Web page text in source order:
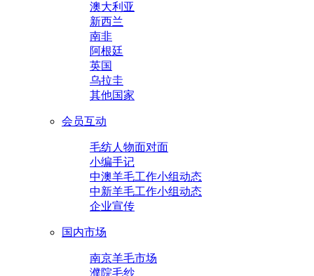
澳大利亚
新西兰
南非
阿根廷
英国
乌拉圭
其他国家
会员互动
毛纺人物面对面
小编手记
中澳羊毛工作小组动态
中新羊毛工作小组动态
企业宣传
国内市场
南京羊毛市场
濮院毛纱